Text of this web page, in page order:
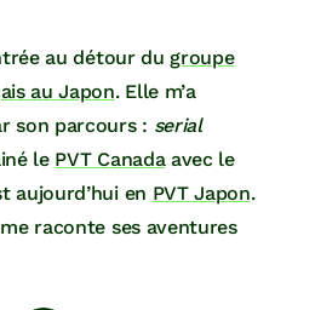
au détour dugroupe
au Japon. Elle m’a
son parcours : serial
le PVT Canadaavec le
aujourd’hui en PVT Japon.
me raconte ses aventures